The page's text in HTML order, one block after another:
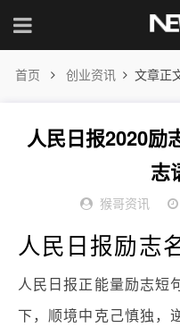
首页 创业资讯 文章正
人民日报2020励
志
猴哥资讯
人民日报励志
人民日报正能量励志短
下，顺境中克己慎独，